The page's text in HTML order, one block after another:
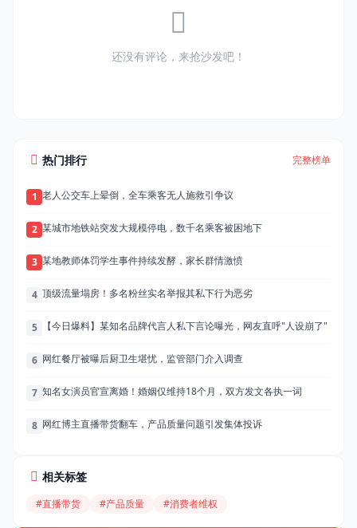
还没有评论，来抢沙发吧！
热门排行 完整榜单
1 老人公交车上晕倒，全车乘客无人施救引争议
2 某城市地铁站突发大规模停电，数千名乘客被困地下
3 某地教师体罚学生事件持续发酵，家长群情激愤
4 顶级流量塌房！多名粉丝实名举报其私下行为恶劣
5 【今日爆料】某知名品牌代言人私下言论曝光，网友直呼"人设崩了"
6 网红餐厅被曝后厨卫生堪忧，监管部门介入调查
7 知名女演员官宣离婚！婚姻仅维持18个月，双方发文各执一词
8 网红博主直播带货翻车，产品质量问题引发集体投诉
相关标签
#直播带货 #产品质量 #消费者维权